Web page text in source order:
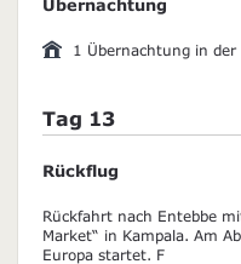
Übernachtung
1 Übernachtung in der
Tag 13
Rückflug
Rückfahrt nach Entebbe
Market“ in Kampala. Am
Europa startet. F